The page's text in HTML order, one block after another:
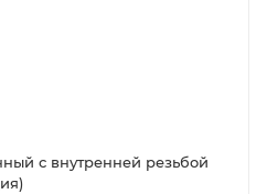
с внутренней резьбой